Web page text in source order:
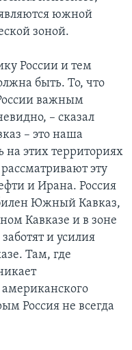
являются южной
зоной.
России и тем
быть. То, что
важным
– сказал
– это наша
этих территориях
эту
и Ирана. Россия
Южный Кавказ,
Кавказе и в зоне
и усилия
Там, где
американского
Россия не всегда